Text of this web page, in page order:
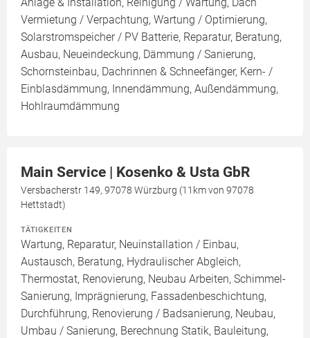
Vermietung / Verpachtung, Wartung / Optimierung,
Solarstromspeicher / PV Batterie, Reparatur, Beratung,
Ausbau, Neueindeckung, Dämmung / Sanierung,
Schornsteinbau, Dachrinnen & Schneefänger, Kern- /
Einblasdämmung, Innendämmung, Außendämmung,
Hohlraumdämmung
Main Service | Kosenko & Usta GbR
Versbacherstr 149, 97078 Würzburg (11km von 97078
Hettstadt)
TÄTIGKEITEN
Wartung, Reparatur, Neuinstallation / Einbau,
Austausch, Beratung, Hydraulischer Abgleich,
Thermostat, Renovierung, Neubau Arbeiten, Schimmel-
Sanierung, Imprägnierung, Fassadenbeschichtung,
Durchführung, Renovierung / Badsanierung, Neubau,
Umbau / Sanierung, Berechnung Statik, Bauleitung,